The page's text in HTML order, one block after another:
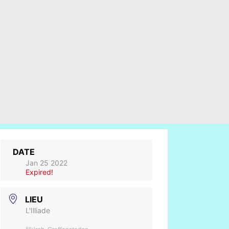
DATE
Jan 25 2022
Expired!
LIEU
L'Illiade